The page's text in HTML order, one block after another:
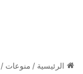
الرئيسية / منوعات /